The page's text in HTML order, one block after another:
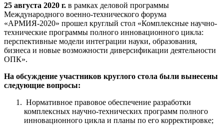
25 августа 2020 г. в рамках деловой программы
Международного военно-технического форума
«АРМИЯ-2020» прошел круглый стол «Комплексные научно-
технические программы полного инновационного цикла:
перспективные модели интеграции науки, образования,
бизнеса и новые возможности диверсификации деятельности
ОПК».
На обсуждение участников круглого стола были вынесены
следующие вопросы:
Нормативное правовое обеспечение разработки
комплексных научно-технических программ полного
инновационного цикла и планы по его корректировке;